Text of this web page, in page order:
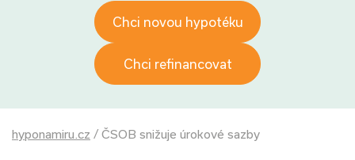
Přihlásit
Chci novou hypotéku
Chci refinancovat
hyponamiru.cz / ČSOB snižuje úrokové sazby